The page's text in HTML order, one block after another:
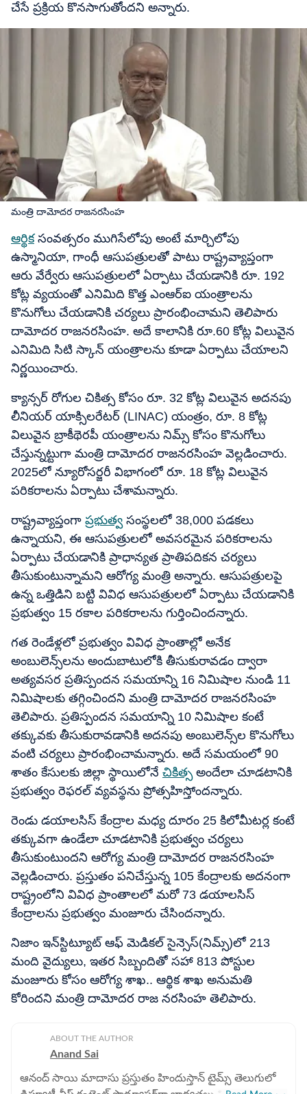
చేసే ప్రక్రియ కొనసాగుతోందని అన్నారు.
మంత్రి దామోదర రాజనరసింహ
ఆర్థికసంవత్సరం ముగిసేలోపు అంటే మార్చిలోపు
ఉస్మానియా, గాంధీ ఆసుపత్రులతో పాటు రాష్ట్రవ్యాప్తంగా
ఆరు వేర్వేరు ఆసుపత్రులలో ఏర్పాటు చేయడానికి రూ. 192
కోట్ల వ్యయంతో ఎనిమిది కొత్త ఎంఆర్‌ఐ యంత్రాలను
కొనుగోలు చేయడానికి చర్యలు ప్రారంభించామని తెలిపారు
దామోదర రాజనరసింహ. అదే కాలానికి రూ.60 కోట్ల విలువైన
ఎనిమిది సిటి స్కాన్ యంత్రాలను కూడా ఏర్పాటు చేయాలని
నిర్ణయించారు.
క్యాన్సర్ రోగుల చికిత్స కోసం రూ. 32 కోట్ల విలువైన అదనపు
లీనియర్ యాక్సిలరేటర్ (LINAC) యంత్రం, రూ. 8 కోట్ల
విలువైన బ్రాకీథెరపీ యంత్రాలను నిమ్స్ కోసం కొనుగోలు
చేస్తున్నట్టుగా మంత్రి దామోదర రాజనరసింహ వెల్లడించారు.
2025లో న్యూరోసర్జరీ విభాగంలో రూ. 18 కోట్ల విలువైన
పరికరాలను ఏర్పాటు చేశామన్నారు.
రాష్ట్రవ్యాప్తంగా ప్రభుత్వ సంస్థలలో 38,000 పడకలు
ఉన్నాయని, ఈ ఆసుపత్రులలో అవసరమైన పరికరాలను
ఏర్పాటు చేయడానికి ప్రాధాన్యత ప్రాతిపదికన చర్యలు
తీసుకుంటున్నామని ఆరోగ్య మంత్రి అన్నారు. ఆసుపత్రులపై
ఉన్న ఒత్తిడిని బట్టి వివిధ ఆసుపత్రులలో ఏర్పాటు చేయడానికి
ప్రభుత్వం 15 రకాల పరికరాలను గుర్తించిందన్నారు.
గత రెండేళ్లలో ప్రభుత్వం వివిధ ప్రాంతాల్లో అనేక
అంబులెన్స్‌లను అందుబాటులోకి తీసుకురావడం ద్వారా
అత్యవసర ప్రతిస్పందన సమయాన్ని 16 నిమిషాల నుండి 11
నిమిషాలకు తగ్గించిందని మంత్రి దామోదర రాజనరసింహ
తెలిపారు. ప్రతిస్పందన సమయాన్ని 10 నిమిషాల కంటే
తక్కువకు తీసుకురావడానికి అదనపు అంబులెన్స్‌ల కొనుగోలు
వంటి చర్యలు ప్రారంభించామన్నారు. అదే సమయంలో 90
శాతం కేసులకు జిల్లా స్థాయిలోనే చికిత్స అందేలా చూడటానికి
ప్రభుత్వం రెఫరల్ వ్యవస్థను ప్రోత్సహిస్తోందన్నారు.
రెండు డయాలసిస్ కేంద్రాల మధ్య దూరం 25 కిలోమీటర్ల కంటే
తక్కువగా ఉండేలా చూడటానికి ప్రభుత్వం చర్యలు
తీసుకుంటుందని ఆరోగ్య మంత్రి దామోదర రాజనరసింహ
వెల్లడించారు. ప్రస్తుతం పనిచేస్తున్న 105 కేంద్రాలకు అదనంగా
రాష్ట్రంలోని వివిధ ప్రాంతాలలో మరో 73 డయాలసిస్
కేంద్రాలను ప్రభుత్వం మంజూరు చేసిందన్నారు.
నిజాం ఇన్‌స్టిట్యూట్ ఆఫ్ మెడికల్ సైన్సెస్(నిమ్స్)లో 213
మంది వైద్యులు, ఇతర సిబ్బందితో సహా 813 పోస్టుల
మంజూరు కోసం ఆరోగ్య శాఖ.. ఆర్థిక శాఖ అనుమతి
కోరిందని మంత్రి దామోదర రాజ నరసింహ తెలిపారు.
ABOUT THE AUTHOR
Anand Sai
ఆనంద్ సాయి మాదాసు ప్రస్తుతం హిందుస్తాన్ టైమ్స్ తెలుగులో